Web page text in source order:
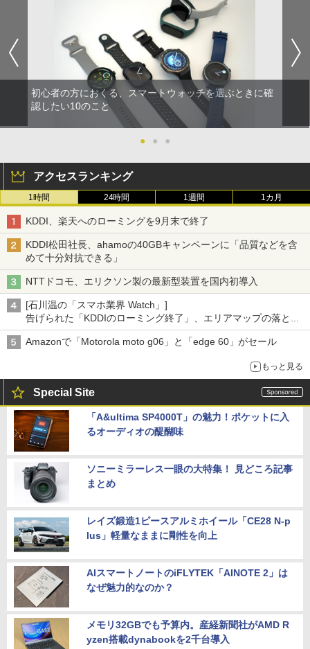
初心者の方におくる、スマートウォッチを選ぶときに確
認したい10のこと
● ● ●
アクセスランキング
1時間 24時間 1週間 1カ月
KDDI、楽天へのローミングを9月末で終了
KDDI松田社長、ahamoの40GBキャンペーンに「品質などを含
めて十分対抗できる」
NTTドコモ、エリクソン製の最新型装置を国内初導入
[石川温の「スマホ業界 Watch」]
告げられた「KDDIのローミング終了」、エリアマップの落とし
穴と楽天モバイルの課題
Amazonで「Motorola moto g06」と「edge 60」がセール
もっと見る
Special Site
「A&ultima SP4000T」の魅力！ポケットに入
るオーディオの醍醐味
ソニーミラーレス一眼の大特集！ 見どころ記事
まとめ
レイズ鍛造1ピースアルミホイール「CE28 N-p
lus」軽量なままに剛性を向上
AIスマートノートのiFLYTEK「AINOTE 2」は
なぜ魅力的なのか？
メモリ32GBでも予算内。産経新聞社がAMD R
yzen搭載dynabookを2千台導入